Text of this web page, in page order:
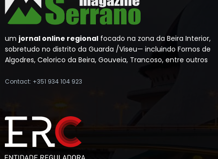
um jornal online regional focado na zona da Beira Interior,
sobretudo no distrito da Guarda /Viseu— incluindo Fornos de
Algodres, Celorico da Beira, Gouveia, Trancoso, entre outros
Contact: +351 934 104 923